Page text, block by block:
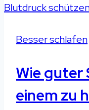
Besser schlafen
Wie guter
einem zu